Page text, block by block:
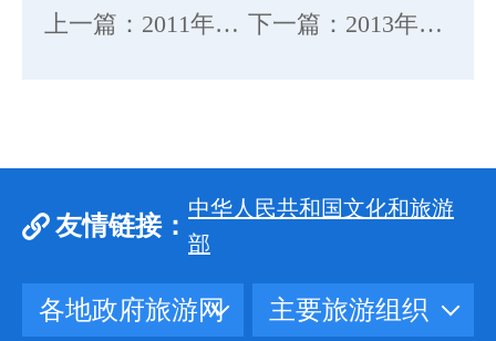
上一篇：2011年学术论文汇总 下一篇：2013年学术论文汇总
友情链接：
中华人民共和国文化和旅游
部
各地政府旅游网 主要旅游组织